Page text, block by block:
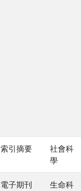
索引摘要
社會科
學
電子期刊
生命科